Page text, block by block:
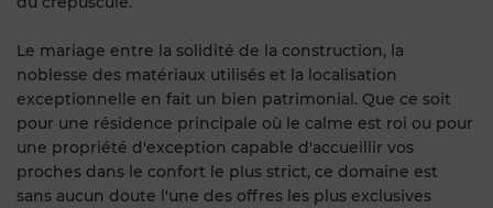
Le mariage entre la solidité de la construction, la
noblesse des matériaux utilisés et la localisation
exceptionnelle en fait un bien patrimonial. Que ce soit
pour une résidence principale où le calme est roi ou pour
une propriété d'exception capable d'accueillir vos
proches dans le confort le plus strict, ce domaine est
sans aucun doute l'une des offres les plus exclusives